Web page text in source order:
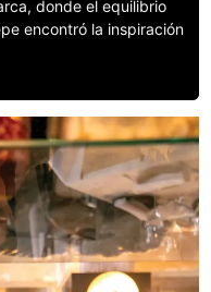
donde el equilibrio
encontró la inspiración